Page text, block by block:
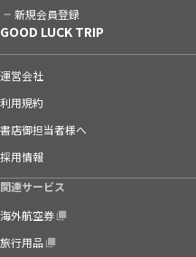
新規会員登録
GOOD LUCK TRIP
運営会社
利用規約
書店御担当者様へ
採用情報
関連サービス
海外航空券
旅行用品